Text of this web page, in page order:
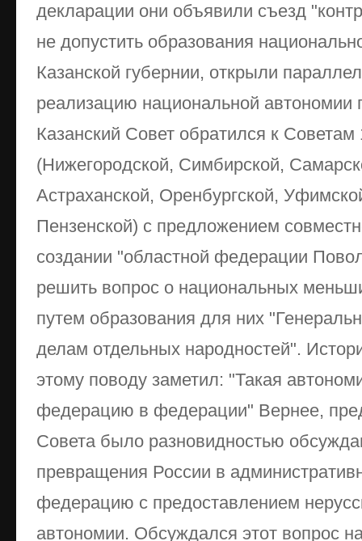
декларации они объявили съезд
не допустить образования
Казанской губернии, открыли
реализацию национальной автономии
Казанский Совет обратился к Советам
(Нижегородской, Симбирской,
Астраханской, Оренбургской,
Пензенской) с предложением
создании "областной федерации
решить вопрос о национальных
путем образования для них
делам отдельных народностей".
этому поводу заметил: "Такая
федерацию в федерации" Вернее,
Совета было разновидностью
превращения России в
федерацию с предоставлением
автономии. Обсуждался этот вопрос